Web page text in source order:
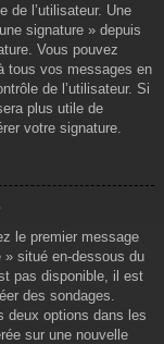
de l’utilisateur. Une
signature » depuis
Vous pouvez
tous vos messages en
de l’utilisateur. Si
plus utile de
votre signature.
le premier message
» situé en-dessous du
pas disponible, il est
des sondages.
deux options dans les
sur une nouvelle